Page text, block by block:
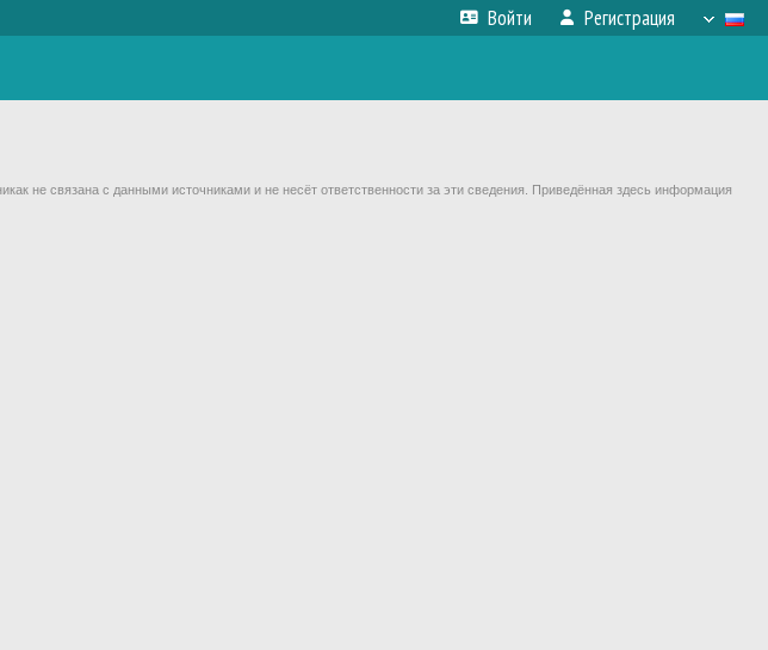
Войти Регистрация
не связана с данными источниками и не несёт ответственности за эти сведения. Приведённая здесь информация